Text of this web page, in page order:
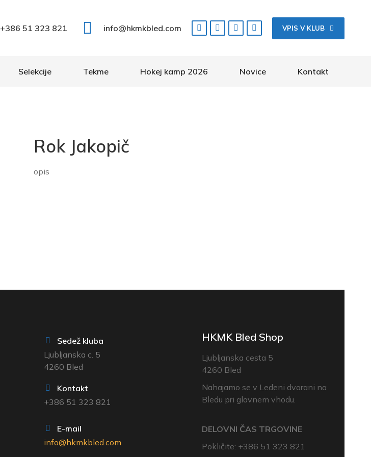
+386 51 323 821 info@hkmkbled.com VPIS V KLUB
Selekcije Tekme Hokej kamp 2026 Novice Kontakt
Rok Jakopič
opis
Sedež kluba
Ljubljanska c. 5
4260 Bled
Kontakt
+386 51 323 821
E-mail
info@hkmkbled.com
HKMK Bled Shop
Ljubljanska cesta 5
4260 Bled
Nahajamo se v Ledeni dvorani na
Bledu pri glavnem vhodu.
DELOVNI ČAS TRGOVINE
Pokličite: +386 51 323 821